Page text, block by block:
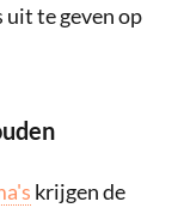
uit te geven op
krijgen de